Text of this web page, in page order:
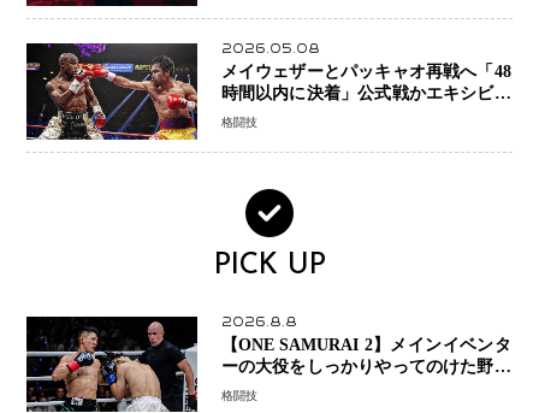
2026.05.08
メイウェザーとパッキャオ再戦へ「48
時間以内に決着」公式戦かエキシビシ
ョンか混迷続く
格闘技
PICK UP
2026.8.8
【ONE SAMURAI 2】メインイベンタ
ーの大役をしっかりやってのけた野杁
正明が衝撃のリベンジ！ リウ・メン
格闘技